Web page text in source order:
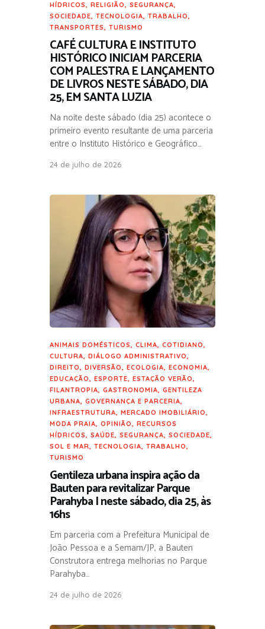
HÍDRICOS, RELIGIÃO, SEGURANÇA,
SOCIEDADE, TECNOLOGIA, TRABALHO,
TRANSPORTES, TURISMO
CAFÉ CULTURA E INSTITUTO
HISTÓRICO INICIAM PARCERIA
COM PALESTRA E LANÇAMENTO
DE LIVROS NESTE SÁBADO, DIA
25, EM SANTA LUZIA
Na noite deste sábado (dia 25) acontece o
primeiro evento resultante de uma parceria
entre o Instituto Histórico e Geográfico…
24 de julho de 2026
ANIMAIS DOMÉSTICOS CLIMA COTIDIANO
CULTURA
DIÁLOGO ADMINISTRATIVO
DIREITO
DIVERSÃO ECOLOGIA ECONOMIA
EDUCAÇÃO
ESPORTE ESTAÇÃO VERÃO
FILANTROPIA
GASTRONOMIA
GENTILEZA
URBANA
GOVERNANÇA E PARCERIA
INFRAESTRUTURA
MERCADO IMOBILIÁRIO
MODA PRAIA
OPINIÃO
RECURSOS
HÍDRICOS
SAÚDE SEGURANÇA SOCIEDADE
SOL E MAR
TECNOLOGIA TRABALHO
TURISMO
Gentileza urbana inspira ação da
Bauten para revitalizar Parque
Parahyba I neste sábado, dia 25, às
16hs
Em parceria com a Prefeitura Municipal de
João Pessoa e a Semam/JP, a Bauten
Construtora entrega melhorias no Parque
Parahyba…
24 de julho de 2026